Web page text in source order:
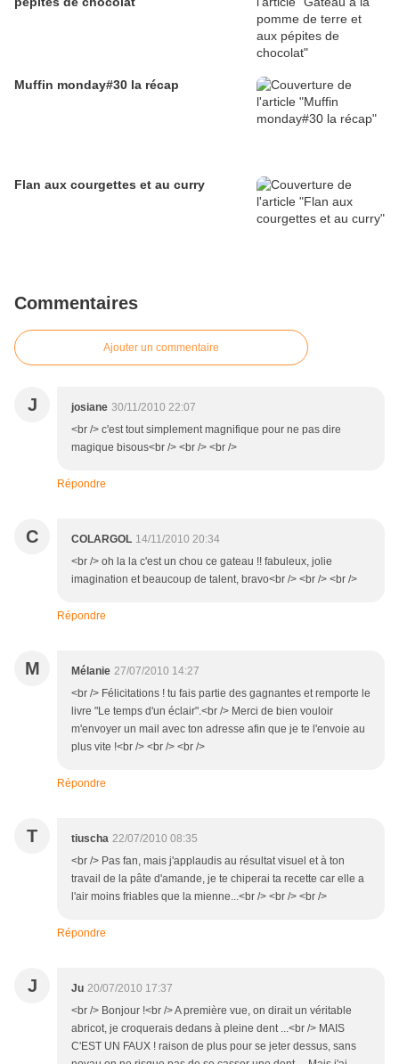
Muffin monday#30 la récap
Flan aux courgettes et au curry
Commentaires
Ajouter un commentaire
J josiane 30/11/2010 22:07
<br /> c'est tout simplement magnifique pour ne pas dire
magique bisous<br /> <br /> <br />
Répondre
C COLARGOL 14/11/2010 20:34
<br /> oh la la c'est un chou ce gateau !! fabuleux, jolie
imagination et beaucoup de talent, bravo<br /> <br /> <br />
Répondre
M Mélanie 27/07/2010 14:27
<br /> Félicitations ! tu fais partie des gagnantes et remporte le
livre "Le temps d'un éclair".<br /> Merci de bien vouloir
m'envoyer un mail avec ton adresse afin que je te l'envoie au
plus vite !<br /> <br /> <br />
Répondre
T tiuscha 22/07/2010 08:35
<br /> Pas fan, mais j'applaudis au résultat visuel et à ton
travail de la pâte d'amande, je te chiperai ta recette car elle a
l'air moins friables que la mienne...<br /> <br /> <br />
Répondre
J Ju 20/07/2010 17:37
<br /> Bonjour !<br /> A première vue, on dirait un véritable
abricot, je croquerais dedans à pleine dent ...<br /> MAIS
C'EST UN FAUX ! raison de plus pour se jeter dessus, sans